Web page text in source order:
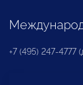
+7 (495) 247-4777